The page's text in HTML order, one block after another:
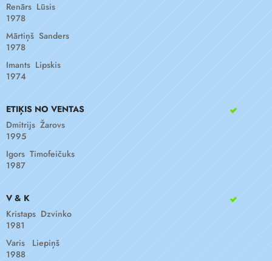
Renārs Lūsis
1978
Mārtiņš Sanders
1978
Imants Lipskis
1974
ETIĶIS NO VENTAS
Dmitrijs Žarovs
1995
Igors Timofeičuks
1987
V & K
Kristaps Dzvinko
1981
Varis Liepiņš
1988